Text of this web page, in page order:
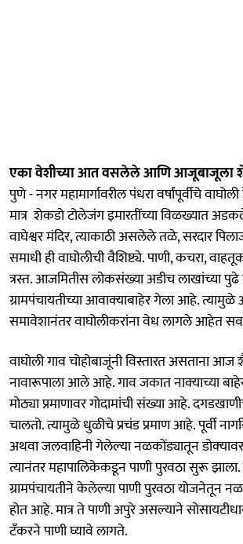
एका वेशीच्या आत वसलेले आणि आजूबाजूला
पुणे - नगर महामार्गावरील पंधरा वर्षांपूर्वीचे
मात्र शेकडो टोलेजंग इमारतींच्या विळख्यात
वाघेश्वर मंदिर, त्याकाठी असलेले तळे, सरदार
समाधी ही वाघोलीची वैशिष्ट्ये. पाणी, कचरा,
त्रस्त. आजमितीस लोकसंख्या अडीच लाखांच्या
ग्रामपंचायतीच्या आवाक्‍याबाहेर गेला आहे.
समावेशानंतर वाघोलीकरांना वेध लागले आहेत
वाघोली गाव चोहोबाजूंनी विस्तारत असताना
नावारूपाला आले आहे. गाव जकात नाक्‍याच्या
मोठ्या प्रमाणावर गोदामांची संख्या आहे.
चालतो. त्यामुळे धुळीचे प्रचंड प्रमाण आहे. पूर्वी
अथवा जलवाहिनी गेलेल्या नळकोंड्यातून
त्यानंतर महापालिकेकडून पाणी पुरवठा सुरू
ग्रामपंचायतीने केलेल्या पाणी पुरवठा योजनेतून
होत आहे. मात्र ते पाणी अपुरे असल्याने
टॅंकरने पाणी घ्यावे लागते.